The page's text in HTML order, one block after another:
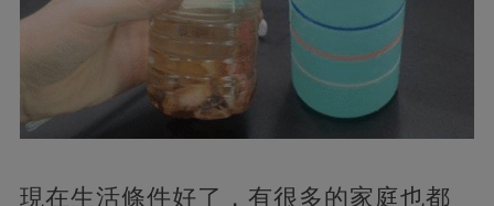
現在生活條件好了，有很多的家庭也都